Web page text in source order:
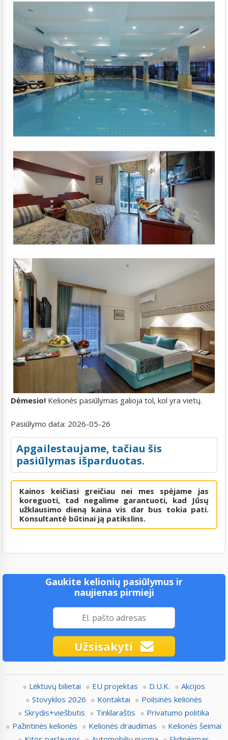
Dėmesio! Kelionės pasiūlymas galioja tol, kol yra vietų.
Pasiūlymo data: 2026-05-26
Apgailestaujame, tačiau šis
pasiūlymas išparduotas.
Kainos keičiasi greičiau nei mes spėjame jas
koreguoti, tad negalime garantuoti, kad Jūsų
užklausimo dieną kaina vis dar bus tokia pati.
Konsultantė būtinai ją patikslins.
Gaukite kelionių pasiūlymus ir
naujienas pirmieji
Užsisakyti
Lėktuvų bilietai EU projektas D.U.K.
Akcijos
Stovyklos 2026
Kontaktai
Poilsinės kelionės
Skrydis+viešbutis
Tinklaraštis
Privatumo politika
Pažintinės kelionės
Kelionės draudimas
Kelionės šeimai